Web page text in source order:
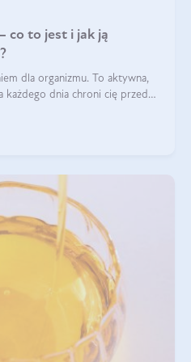
co to jest i jak ją
dla organizmu. To aktywna,
dnia chroni cię przed